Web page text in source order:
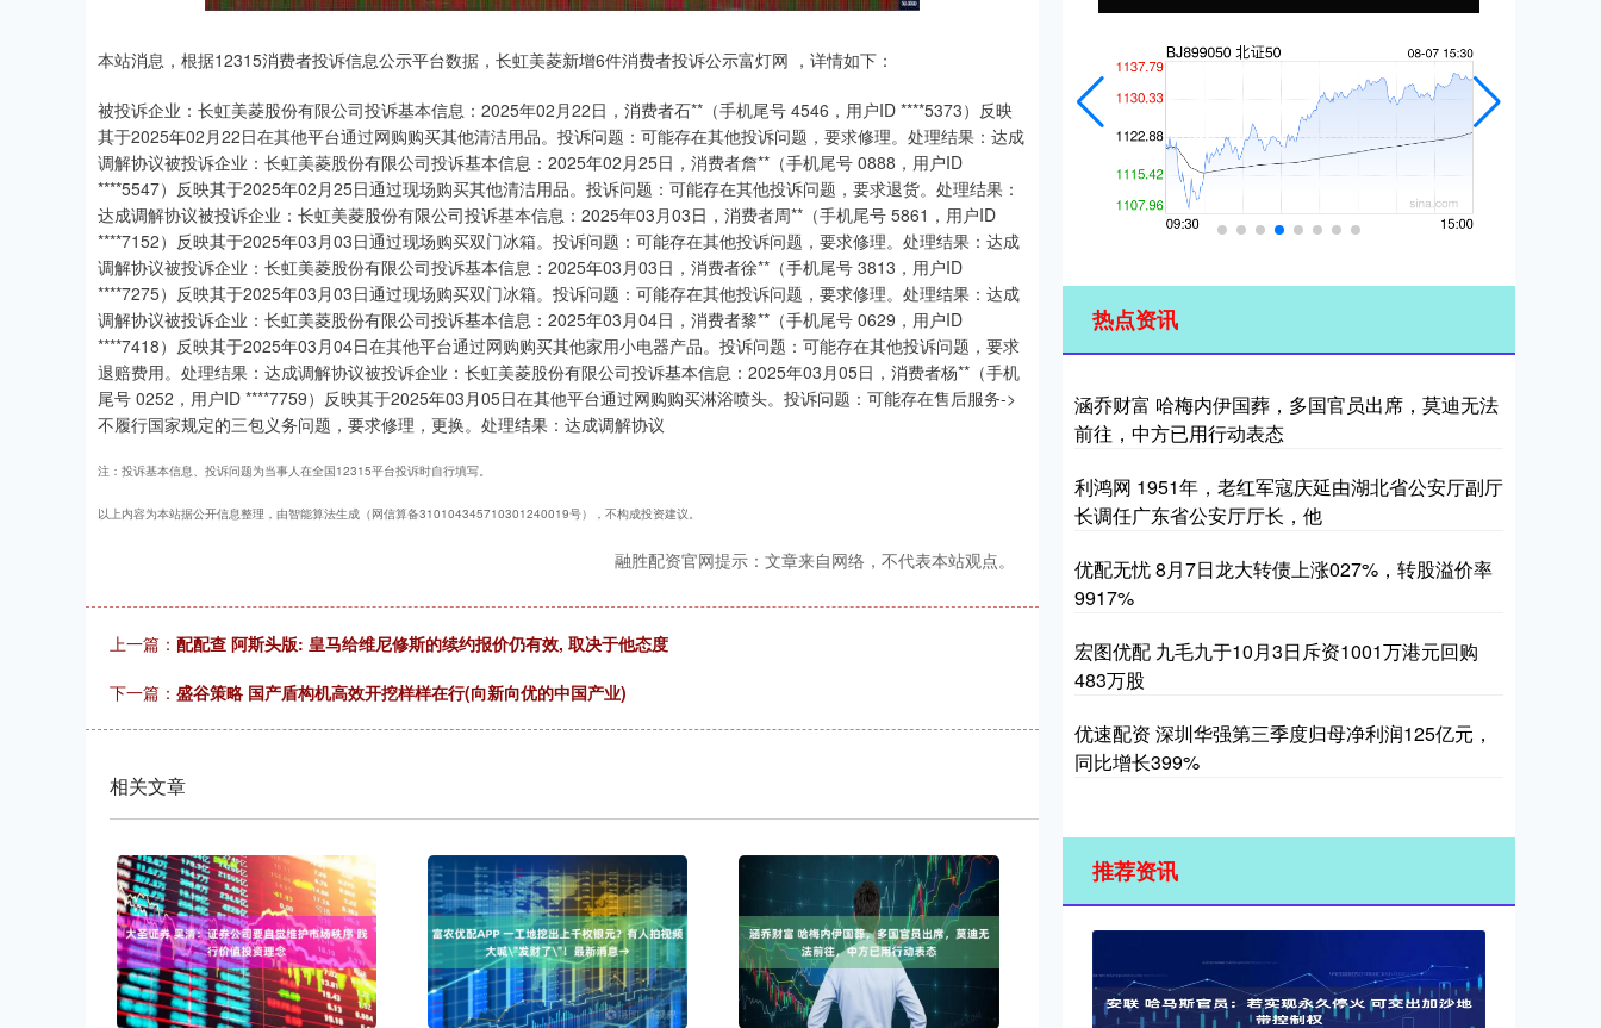
本站消息，根据12315消费者投诉信息公示平台数据，长虹美菱新增6件消费者投诉公示富灯网 ，详情如下：
被投诉企业：长虹美菱股份有限公司投诉基本信息：2025年02月22日，消费者石**（手机尾号 4546，用户ID ****5373）反映
其于2025年02月22日在其他平台通过网购购买其他清洁用品。投诉问题：可能存在其他投诉问题，要求修理。处理结果：达成
调解协议被投诉企业：长虹美菱股份有限公司投诉基本信息：2025年02月25日，消费者詹**（手机尾号 0888，用户ID
****5547）反映其于2025年02月25日通过现场购买其他清洁用品。投诉问题：可能存在其他投诉问题，要求退货。处理结果：
达成调解协议被投诉企业：长虹美菱股份有限公司投诉基本信息：2025年03月03日，消费者周**（手机尾号 5861，用户ID
****7152）反映其于2025年03月03日通过现场购买双门冰箱。投诉问题：可能存在其他投诉问题，要求修理。处理结果：达成
调解协议被投诉企业：长虹美菱股份有限公司投诉基本信息：2025年03月03日，消费者徐**（手机尾号 3813，用户ID
****7275）反映其于2025年03月03日通过现场购买双门冰箱。投诉问题：可能存在其他投诉问题，要求修理。处理结果：达成
调解协议被投诉企业：长虹美菱股份有限公司投诉基本信息：2025年03月04日，消费者黎**（手机尾号 0629，用户ID
****7418）反映其于2025年03月04日在其他平台通过网购购买其他家用小电器产品。投诉问题：可能存在其他投诉问题，要求
退赔费用。处理结果：达成调解协议被投诉企业：长虹美菱股份有限公司投诉基本信息：2025年03月05日，消费者杨**（手机
尾号 0252，用户ID ****7759）反映其于2025年03月05日在其他平台通过网购购买淋浴喷头。投诉问题：可能存在售后服务->
不履行国家规定的三包义务问题，要求修理，更换。处理结果：达成调解协议
注：投诉基本信息、投诉问题为当事人在全国12315平台投诉时自行填写。
以上内容为本站据公开信息整理，由智能算法生成（网信算备310104345710301240019号），不构成投资建议。
融胜配资官网提示：文章来自网络，不代表本站观点。
上一篇： 配配查 阿斯头版: 皇马给维尼修斯的续约报价仍有效, 取决于他态度
下一篇： 盛谷策略 国产盾构机高效开挖样样在行(向新向优的中国产业)
相关文章
热点资讯
涵乔财富 哈梅内伊国葬，多国官员出席，莫迪无法
前往，中方已用行动表态
利鸿网 1951年，老红军寇庆延由湖北省公安厅副厅
长调任广东省公安厅厅长，他
优配无忧 8月7日龙大转债上涨027%，转股溢价率
9917%
宏图优配 九毛九于10月3日斥资1001万港元回购
483万股
优速配资 深圳华强第三季度归母净利润125亿元，
同比增长399%
推荐资讯